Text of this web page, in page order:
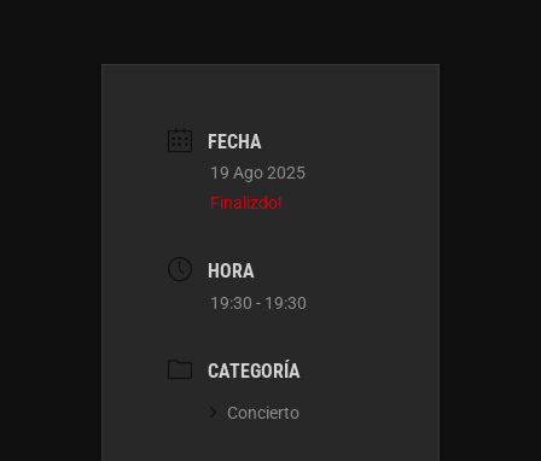
FECHA
19 Ago 2025
Finalizdo!
HORA
19:30 - 19:30
CATEGORÍA
Concierto